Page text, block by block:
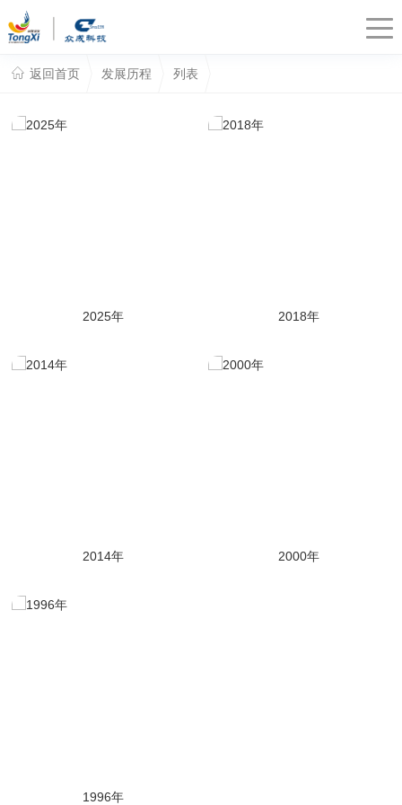
返回首页 发展历程 列表
2025年 2018年
2014年 2000年
1996年